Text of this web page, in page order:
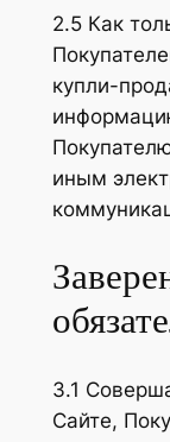
2.5 Как
купли-
иным
3.1
Сайте,